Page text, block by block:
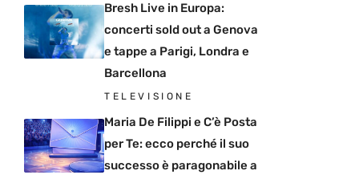
Bresh Live in Europa:
concerti sold out a Genova
e tappe a Parigi, Londra e
Barcellona
TELEVISIONE
Maria De Filippi e C’è Posta
per Te: ecco perché il suo
successo è paragonabile a